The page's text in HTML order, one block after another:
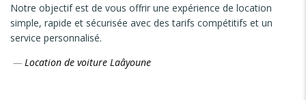
Notre objectif est de vous offrir une expérience de location
simple, rapide et sécurisée avec des tarifs compétitifs et un
service personnalisé.
— Location de voiture Laâyoune